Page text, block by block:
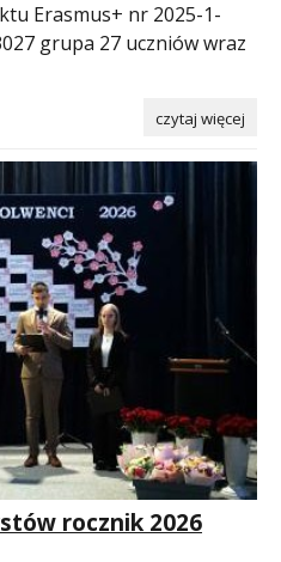
Erasmus+ nr 2025-1-
grupa 27 uczniów wraz
czytaj więcej
rocznik 2026